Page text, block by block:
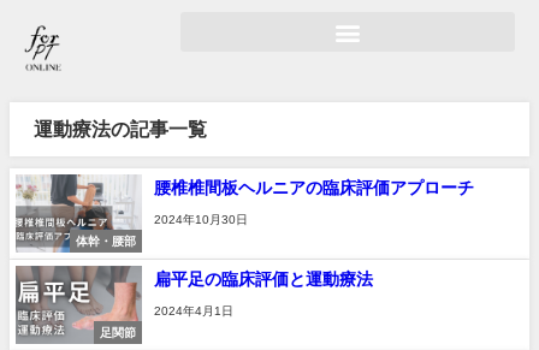
運動療法の記事一覧
体幹・腰部
腰椎椎間板ヘルニアの臨床評価アプローチ
2024年10月30日
足関節
扁平足の臨床評価と運動療法
2024年4月1日